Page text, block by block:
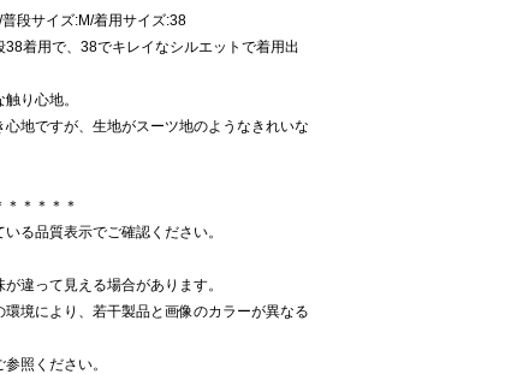
段サイズ:M/着用サイズ:38
着用で、38でキレイなシルエットで着用出
り心地。
地ですが、生地がスーツ地のようなきれいな
＊＊＊＊＊
る品質表示でご確認ください。
違って見える場合があります。
境により、若干製品と画像のカラーが異なる
照ください。